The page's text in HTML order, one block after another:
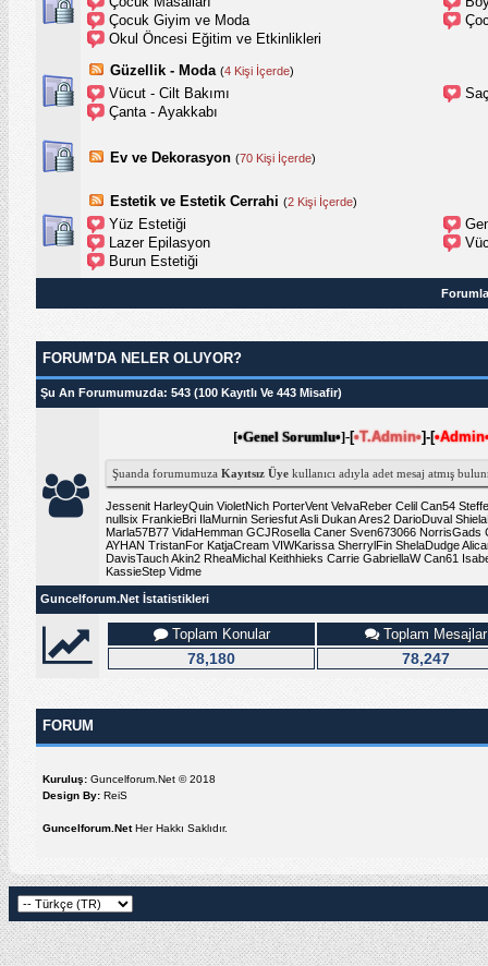
Çocuk Giyim ve Moda
Okul Öncesi Eğitim ve Etkinlikleri
Güzellik - Moda (4 Kişi İçerde)
Vücut - Cilt Bakımı
Çanta - Ayakkabı
Ev ve Dekorasyon (70 Kişi İçerde)
Estetik ve Estetik Cerrahi (2 Kişi İçerde)
Yüz Estetiği
Lazer Epilasyon
Burun Estetiği
FORUM'DA NELER OLUYOR?
Şu An Forumumuzda: 543 (100 Kayıtlı Ve 443 Misafir)
[•Genel Sorumlu•]-[•T.Admin•]-[
Şuanda forumumuza Kayıtsız Üye kullanıcı adıyla adet mesaj atmış
Jessenit HarleyQuin VioletNich PorterVent VelvaReber Celil Can54
nullsix FrankieBri IlaMurnin SeriesfutAsli DukanAres2 DarioDuval
Marla57B77 VidaHemman GCJRosella Caner Sven673066 NorrisGads
AYHAN TristanFor KatjaCream VIWKarissa SherrylFin ShelaDudge
DavisTauchAkin2 RheaMichal Keithhieks Carrie GabriellaW Can61
KassieStep Vidme
Guncelforum.Net İstatistikleri
Toplam Konular Toplam Mesajlar
78,180 78,247
FORUM
Kuruluş: Guncelforum.Net © 2018
Design By: ReiS
Guncelforum.NetHer Hakkı Saklıdır.